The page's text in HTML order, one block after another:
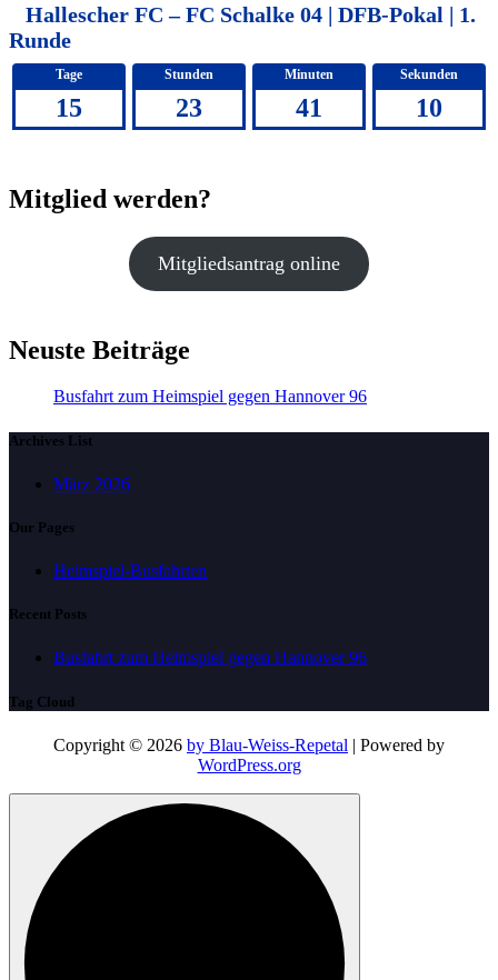
Hallescher FC – FC Schalke 04 | DFB-Pokal | 1.
Runde
Tage
15
Stunden
23
Minuten
41
Sekunden
10
Mitglied werden?
Mitgliedsantrag online
Neuste Beiträge
Busfahrt zum Heimspiel gegen Hannover 96
Archives List
März 2026
Our Pages
Heimspiel-Busfahrten
Recent Posts
Busfahrt zum Heimspiel gegen Hannover 96
Tag Cloud
Copyright © 2026 by Blau-Weiss-Repetal | Powered by
WordPress.org